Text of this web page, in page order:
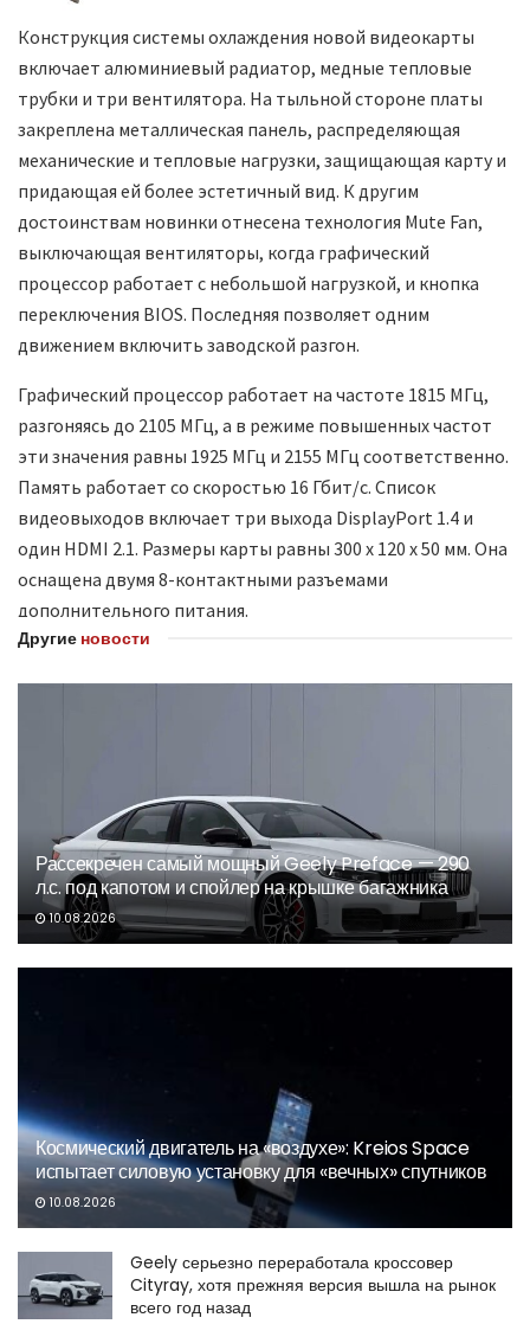
Конструкция системы охлаждения новой видеокарты
включает алюминиевый радиатор, медные тепловые
трубки и три вентилятора. На тыльной стороне платы
закреплена металлическая панель, распределяющая
механические и тепловые нагрузки, защищающая карту и
придающая ей более эстетичный вид. К другим
достоинствам новинки отнесена технология Mute Fan,
выключающая вентиляторы, когда графический
процессор работает с небольшой нагрузкой, и кнопка
переключения BIOS. Последняя позволяет одним
движением включить заводской разгон.
Графический процессор работает на частоте 1815 МГц,
разгоняясь до 2105 МГц, а в режиме повышенных частот
эти значения равны 1925 МГц и 2155 МГц соответственно.
Память работает со скоростью 16 Гбит/с. Список
видеовыходов включает три выхода DisplayPort 1.4 и
один HDMI 2.1. Размеры карты равны 300 х 120 х 50 мм. Она
оснащена двумя 8-контактными разъемами
дополнительного питания.
Другие новости
Рассекречен самый мощный Geely Preface — 290
л.с. под капотом и спойлер на крышке багажника
10.08.2026
Космический двигатель на «воздухе»: Kreios Space
испытает силовую установку для «вечных» спутников
10.08.2026
Geely серьезно переработала кроссовер
Cityray, хотя прежняя версия вышла на рынок
всего год назад